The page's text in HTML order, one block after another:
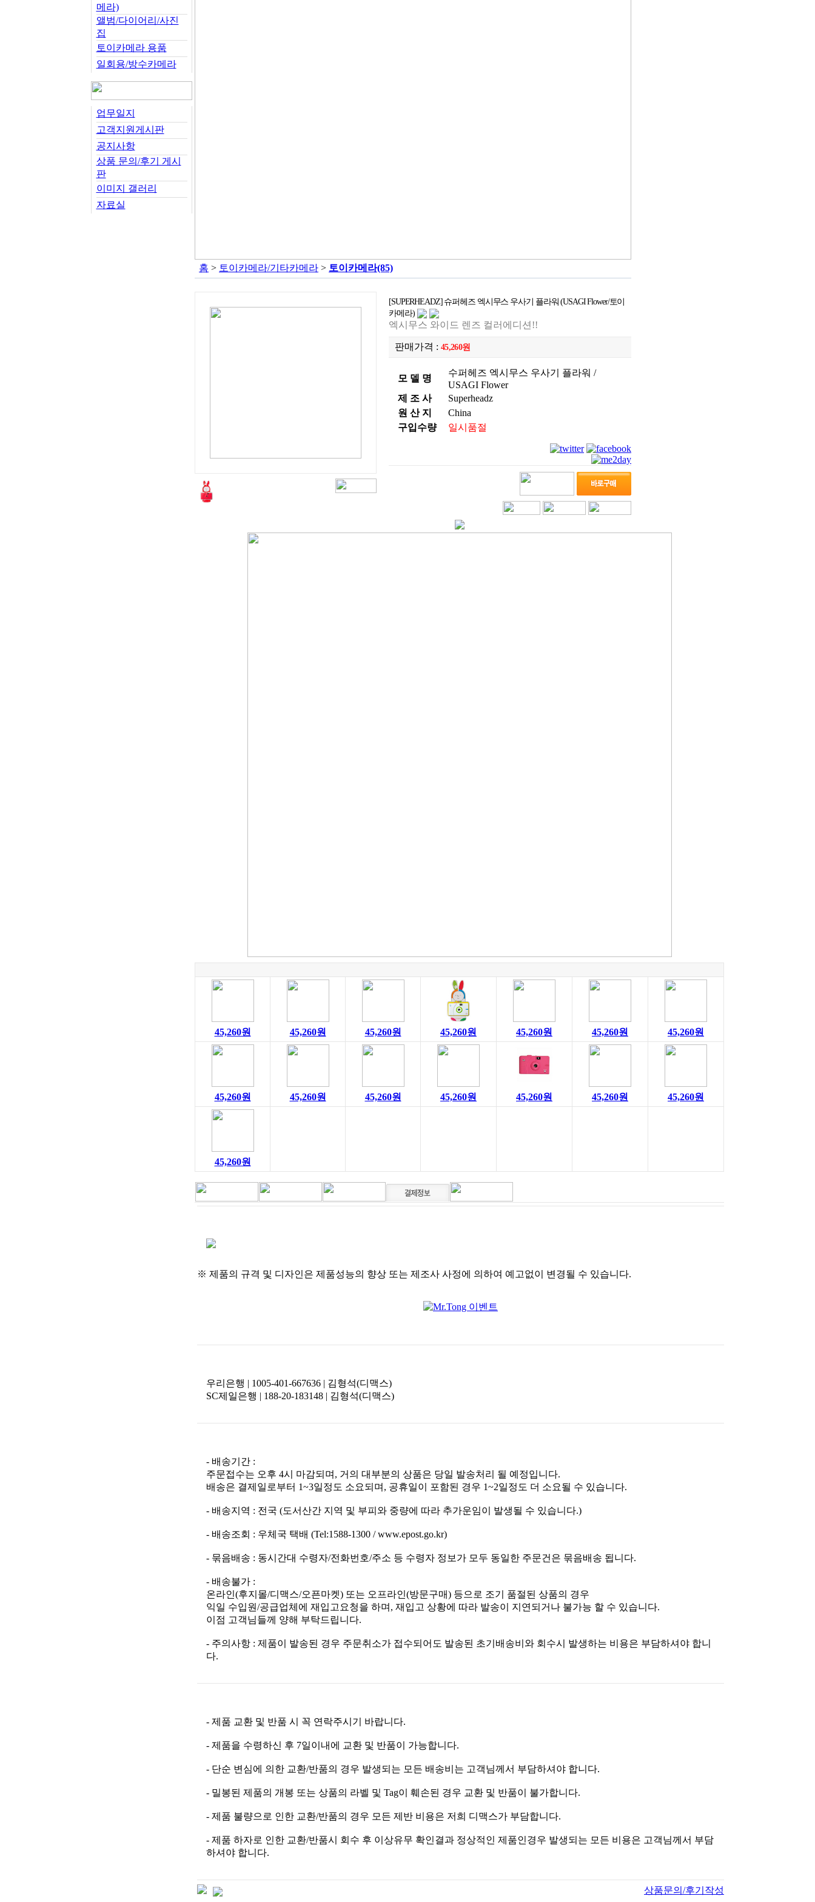
메라)
앨범/다이어리/사진
집
토이카메라 용품
일회용/방수카메라
업무일지
고객지원게시판
공지사항
상품 문의/후기 게시
판
이미지 갤러리
자료실
홈 > 토이카메라/기타카메라 > 토이카메라(85)
[SUPERHEADZ] 슈퍼헤즈 엑시무스 우사기 플라워 (USAGI Flower/토이
카메라)
엑시무스 와이드 렌즈 컬러에디션!!
판매가격 : 45,260원
모 델 명
수퍼헤즈 엑시무스 우사기 플라워 /
USAGI Flower
제 조 사
Superheadz
원 산 지
China
구입수량
일시품절
45,260원 45,260원 45,260원 45,260원 45,260원 45,260원 45,260원
45,260원 45,260원 45,260원 45,260원 45,260원 45,260원 45,260원
45,260원
※ 제품의 규격 및 디자인은 제품성능의 향상 또는 제조사 사정에 의하여 예고없이 변경될 수 있습니다.
우리은행 | 1005-401-667636 | 김형석(디맥스)
SC제일은행 | 188-20-183148 | 김형석(디맥스)
- 배송기간 :
주문접수는 오후 4시 마감되며, 거의 대부분의 상품은 당일 발송처리 될 예정입니다.
배송은 결제일로부터 1~3일정도 소요되며, 공휴일이 포함된 경우 1~2일정도 더 소요될 수 있습니다.
- 배송지역 : 전국 (도서산간 지역 및 부피와 중량에 따라 추가운임이 발생될 수 있습니다.)
- 배송조회 : 우체국 택배 (Tel:1588-1300 / www.epost.go.kr)
- 묶음배송 : 동시간대 수령자/전화번호/주소 등 수령자 정보가 모두 동일한 주문건은 묶음배송 됩니다.
- 배송불가 :
온라인(후지몰/디맥스/오픈마켓) 또는 오프라인(방문구매) 등으로 조기 품절된 상품의 경우
익일 수입원/공급업체에 재입고요청을 하며, 재입고 상황에 따라 발송이 지연되거나 불가능 할 수 있습니다.
이점 고객님들께 양해 부탁드립니다.
- 주의사항 : 제품이 발송된 경우 주문취소가 접수되어도 발송된 초기배송비와 회수시 발생하는 비용은 부담하셔야 합니
다.
- 제품 교환 및 반품 시 꼭 연락주시기 바랍니다.
- 제품을 수령하신 후 7일이내에 교환 및 반품이 가능합니다.
- 단순 변심에 의한 교환/반품의 경우 발생되는 모든 배송비는 고객님께서 부담하셔야 합니다.
- 밀봉된 제품의 개봉 또는 상품의 라벨 및 Tag이 훼손된 경우 교환 및 반품이 불가합니다.
- 제품 불량으로 인한 교환/반품의 경우 모든 제반 비용은 저희 디맥스가 부담합니다.
- 제품 하자로 인한 교환/반품시 회수 후 이상유무 확인결과 정상적인 제품인경우 발생되는 모든 비용은 고객님께서 부담
하셔야 합니다.
상품문의/후기작성